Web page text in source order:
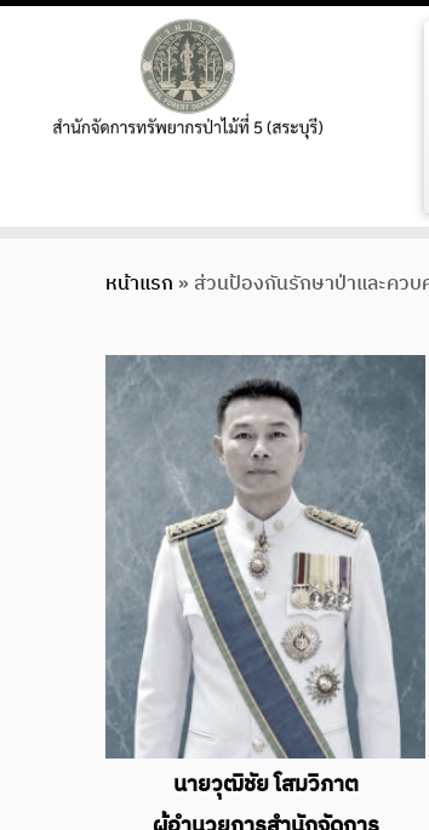
หน้าแรก » ส่วนป้องกันรักษาป่าและควบ
นายวุฒิชัย โสมวิภาต